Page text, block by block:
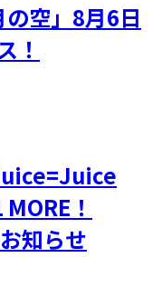
空」8月6日
！
！
知らせ